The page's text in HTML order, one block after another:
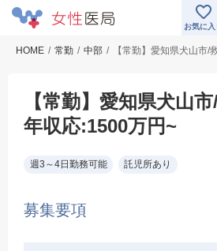
お気に入
HOME 常勤 中部 【常勤】愛知県犬山市
【常勤】愛知県犬山
年収応:1500万円~
週3～4日勤務可能 託児所あり
募集要項